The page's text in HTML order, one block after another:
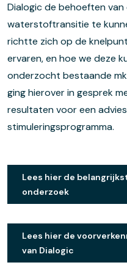
Dialogicde behoeften van
waterstoftransitie te
richtte zich op de
ervaren, enhoe we deze
onderzocht bestaande
ginghierover in gesprek
resultaten vooreen
stimuleringsprogramma.
Lees hier de
onderzoek
Lees hier de
van Dialogic